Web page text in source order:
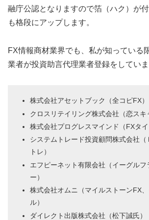
融庁公認となりますので箔（ハク）が
も格段にアップします。
FX情報商材業界でも、私が知っている
業者が投資助言代理業者登録をしていま
株式会社アセットブック（全コピFX）
クロスリテイリング株式会社（恋スキ
株式会社プログレスマインド（FXタイ
システムトレード投資顧問株式会社（
トレ）
エフピーネット有限会社（イーグルフ
ー）
株式会社オムニ（マイルストーンFX
ル）
ダイレクト出版株式会社（松下誠氏）